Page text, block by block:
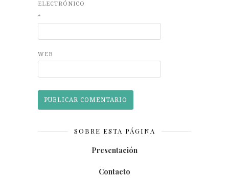
ELECTRÓNICO
*
WEB
SOBRE ESTA PÁGINA
Presentación
Contacto